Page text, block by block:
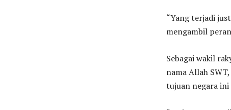
“Yang terjadi
mengambil
Sebagai wakil
nama Allah
tujuan negara